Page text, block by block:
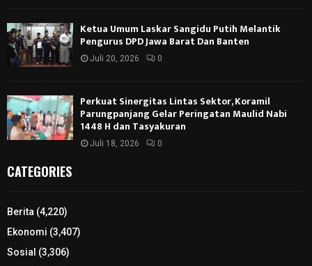
Ketua Umum Laskar Sangidu Putih Melantik
Pengurus DPD Jawa Barat Dan Banten
Juli 20, 2026 0
Perkuat Sinergitas Lintas Sektor, Koramil
Parungpanjang Gelar Peringatan Maulid Nabi
1448 H dan Tasyakuran
Juli 18, 2026 0
CATEGORIES
Berita (4,220)
Ekonomi (3,407)
Sosial (3,306)